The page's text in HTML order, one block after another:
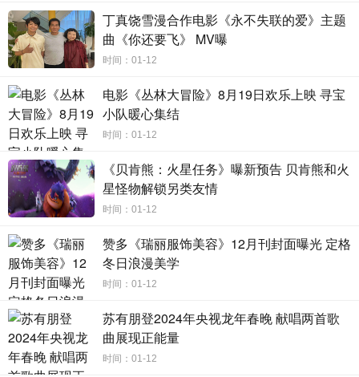
“人间真实”的剧情也引发网友热烈讨论。有网友称，“有合适
的职场爱情剧的张力，有金牌职场人的冲力，也有小人物的
努力”。谈到男主角周锐时，网友评价他“有底线，有理想，有
能力，有大局观”；谈到女主角骆伽时，网友称赞其“雷厉风
行，自信从容，敢出击，敢担当”。《输赢》将目光对准具有
强烈共情力的熟龄爱情，周锐、骆伽从面对面的对手，到并
肩奋战的爱人，再到背靠背的战友，这其中不仅包含了情感
的共振，更有价值观的合鸣，能令观众为两人的情感变化揪
现实质感引发共情 民族精神催人奋进
《输赢》以粗粝的现实肌理展现互联网行业横切面，深
度剖析个体、行业和时代发展的辩证关系；以饱满的人物塑
造，呈现当代职场青年人的奋斗群像，交织出栩栩如生的人
生百态，传达坚韧不拔的精神内核。
丁真饶雪漫合作电影《永不失联的爱》主题
曲《你还要飞》 MV曝
时间：01-12
电影《丛林大冒险》8月19日欢乐上映 寻宝
小队暖心集结
时间：01-12
《贝肯熊：火星任务》曝新预告 贝肯熊和火
星怪物解锁另类友情
时间：01-12
赞多《瑞丽服饰美容》12月刊封面曝光 定格
冬日浪漫美学
时间：01-12
苏有朋登2024年央视龙年春晚 献唱两首歌
曲展现正能量
时间：01-12